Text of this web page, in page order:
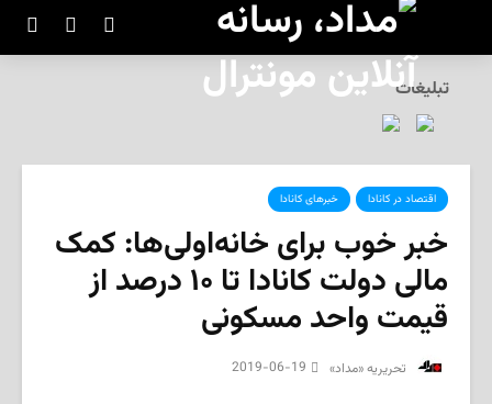
تبلیغات
اقتصاد در کانادا خبرهای کانادا
خبر خوب برای خانه‌اولی‌ها: کمک
مالی دولت کانادا تا ۱۰ درصد از
قیمت واحد مسکونی
‌ تحریریه «مداد» 2019-06-19